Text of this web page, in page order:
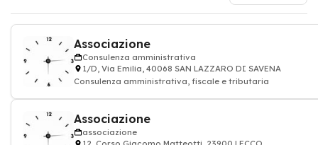
Associazione
Consulenza amministrativa
1/D, Via Emilia, 40068 SAN LAZZARO DI SAVENA
Consulenza amministrativa, fiscale e tributaria
Associazione
associazione